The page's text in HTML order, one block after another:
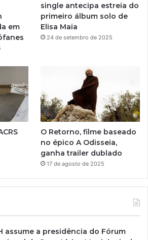
m
em
single antecipa estreia do
primeiro álbum solo de
Elisa Maia
24 de setembro de 2025
O Retorno, filme baseado
no épico A Odisseia,
ganha trailer dublado
17 de agosto de 2025
assume a presidência do Fórum